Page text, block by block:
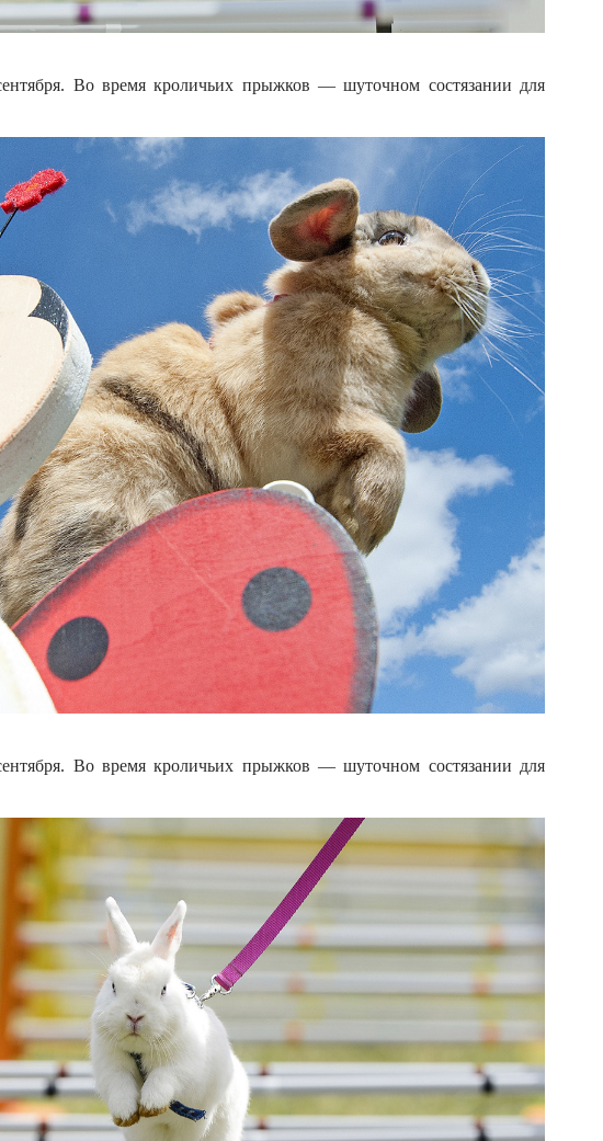
Во время кроличьих прыжков — шуточном состязании для
Во время кроличьих прыжков — шуточном состязании для